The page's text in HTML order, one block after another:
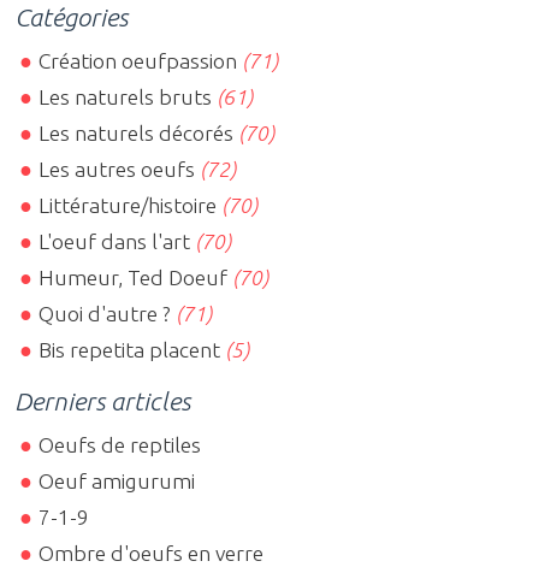
Catégories
Création oeufpassion (71)
Les naturels bruts (61)
Les naturels décorés (70)
Les autres oeufs (72)
Littérature/histoire (70)
L'oeuf dans l'art (70)
Humeur, Ted Doeuf (70)
Quoi d'autre ? (71)
Bis repetita placent (5)
Derniers articles
Oeufs de reptiles
Oeuf amigurumi
7-1-9
Ombre d'oeufs en verre